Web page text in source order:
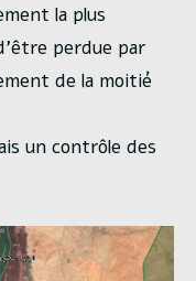
la plus
perdue par
de la moitié
un contrôle des